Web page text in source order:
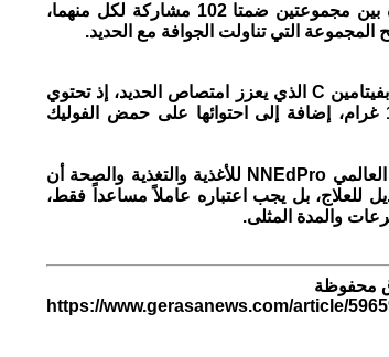
الحوامل 1.84 غرام/ديسيلتر. وفي مقارنة مباشرة بين مجموعتين ضمتا 102 مشاركة لكل منهما،
ويرجح الباحثون أن السبب يعود إلى غنى الجوافة بفيتامين C الذي يعزز امتصاص الحديد، إذ تحتوي
على كميات تفوق البرتقال بأربع مرات لكل 100 غرام، إضافة إلى احتوائها على حمض الفوليك
ورغم النتائج المشجعة، أكد اختصاصي من المعهد العالمي NNEdPro للأغذية والتغذية والصحة أن
للعلاج، بل يجب اعتباره عاملاً مساعداً فقط،
والمدة المثلى.
محفوظة
https://www.gerasanews.com/article/